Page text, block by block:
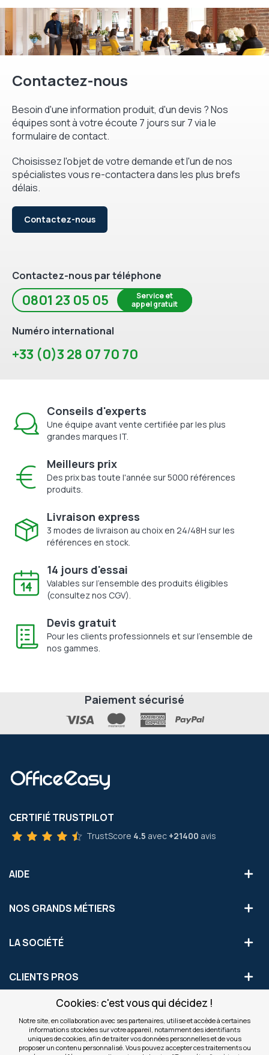
Cookies: c'est vous qui décidez !
Notre site, en collaboration avec ses partenaires, utilise et accède à certaines
informations stockées sur votre appareil, notamment des identifiants
uniques de cookies, afin de traiter vos données personnelles et de vous
proposer un contenu personnalisé. Vous pouvez accepter ces traitements ou
Contactez-nous
Besoin d'une information produit, d'un devis ? Nos
équipes sont à votre écoute 7 jours sur 7 via le
formulaire de contact.
Choisissez l'objet de votre demande et l'un de nos
spécialistes vous re-contactera dans les plus brefs
délais.
Contactez-nous
Contactez-nous par téléphone
0801 23 05 05
Service et
appel gratuit
Numéro international
+33 (0)3 28 07 70 70
Conseils d'experts
Une équipe avant vente certifiée par les plus
grandes marques IT.
Meilleurs prix
Des prix bas toute l'année sur 5000 références
produits.
Livraison express
3 modes de livraison au choix en 24/48H sur les
références en stock.
14 jours d'essai
Valables sur l'ensemble des produits éligibles
(consultez nos CGV).
Devis gratuit
Pour les clients professionnels et sur l'ensemble de
nos gammes.
Paiement sécurisé
CERTIFIÉ TRUSTPILOT
TrustScore 4.5 avec +21400 avis
AIDE
NOS GRANDS MÉTIERS
LA SOCIÉTÉ
CLIENTS PROS
S'INSCRIRE AUX OFFRES COMMERCIALES
Inscription
Valider